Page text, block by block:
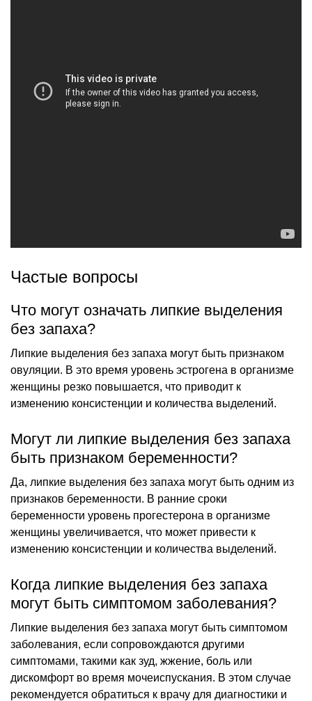
Частые вопросы
Что могут означать липкие выделения
без запаха?
Липкие выделения без запаха могут быть признаком
овуляции. В это время уровень эстрогена в организме
женщины резко повышается, что приводит к
изменению консистенции и количества выделений.
Могут ли липкие выделения без запаха
быть признаком беременности?
Да, липкие выделения без запаха могут быть одним из
признаков беременности. В ранние сроки
беременности уровень прогестерона в организме
женщины увеличивается, что может привести к
изменению консистенции и количества выделений.
Когда липкие выделения без запаха
могут быть симптомом заболевания?
Липкие выделения без запаха могут быть симптомом
заболевания, если сопровождаются другими
симптомами, такими как зуд, жжение, боль или
дискомфорт во время мочеиспускания. В этом случае
рекомендуется обратиться к врачу для диагностики и